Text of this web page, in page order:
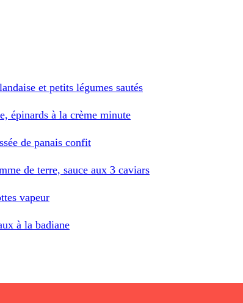
et petits légumes sautés
épinards à la crème minute
de panais confit
de terre, sauce aux 3 caviars
vapeur
à la badiane